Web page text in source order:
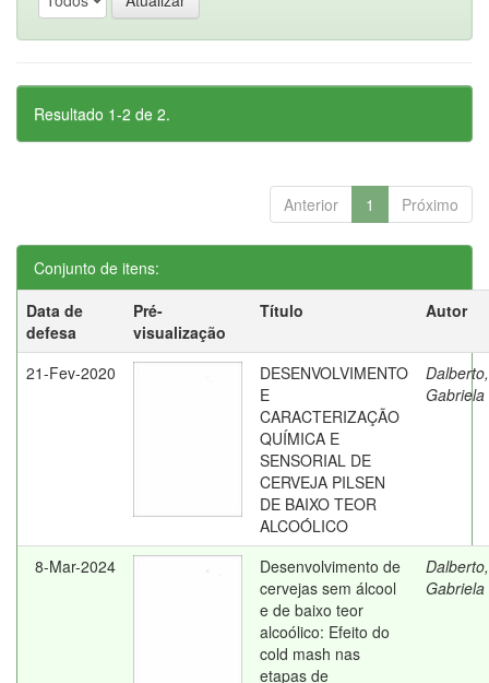
Resultado 1-2 de 2.
Anterior 1 Próximo
Conjunto de itens:
Data de
defesa
Pré-
visualização
Título Autor
21-Fev-2020
DESENVOLVIMENTO
E
CARACTERIZAÇÃO
QUÍMICA E
SENSORIAL DE
CERVEJA PILSEN
DE BAIXO TEOR
ALCOÓLICO
Dalberto,
Gabriela
8-Mar-2024
Desenvolvimento de
cervejas sem álcool
e de baixo teor
alcoólico: Efeito do
cold mash nas
etapas de
Dalberto,
Gabriela